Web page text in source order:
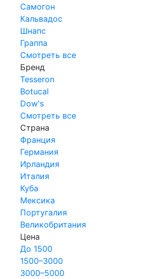
Самогон
Кальвадос
Шнапс
Граппа
Смотреть все
Бренд
Tesseron
Botucal
Dow's
Смотреть все
Страна
Франция
Германия
Ирландия
Италия
Куба
Мексика
Португалия
Великобритания
Цена
До 1500
1500–3000
3000–5000